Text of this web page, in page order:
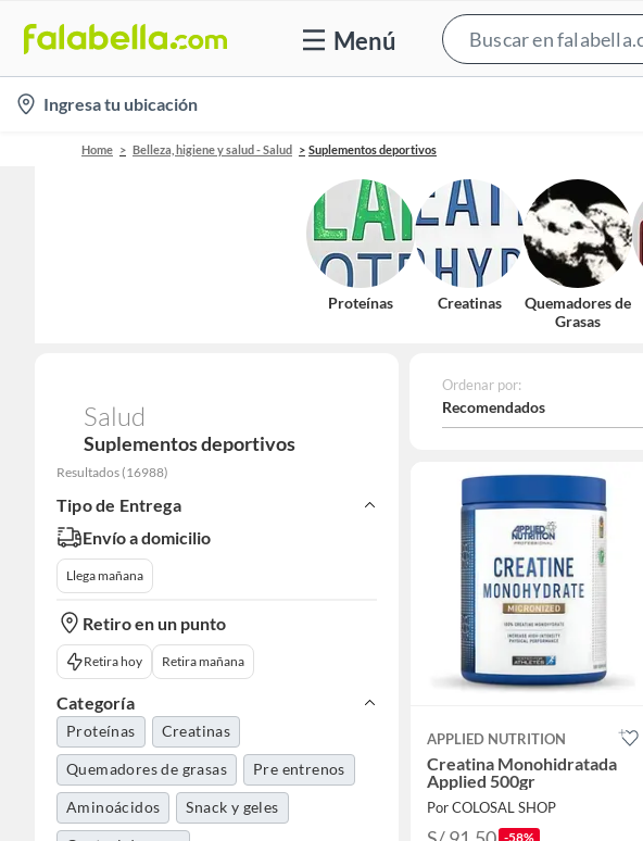
Menú
location-
icon
Ingresa tu ubicación
Home Belleza, higiene y salud - Salud Suplementos deportivos
Proteínas Creatinas
Quemadores de
Grasas
Salud
Suplementos deportivos
Resultados (16988)
Tipo de Entrega
Envío a domicilio
Llega mañana
Retiro en un punto
Retira hoy Retira mañana
Categoría
Proteínas Creatinas
Quemadores de grasas Pre entrenos
Aminoácidos Snack y geles
Ordenar por:
Recomendados
APPLIED NUTRITION
Creatina Monohidratada
Applied 500gr
Por COLOSAL SHOP
-58%